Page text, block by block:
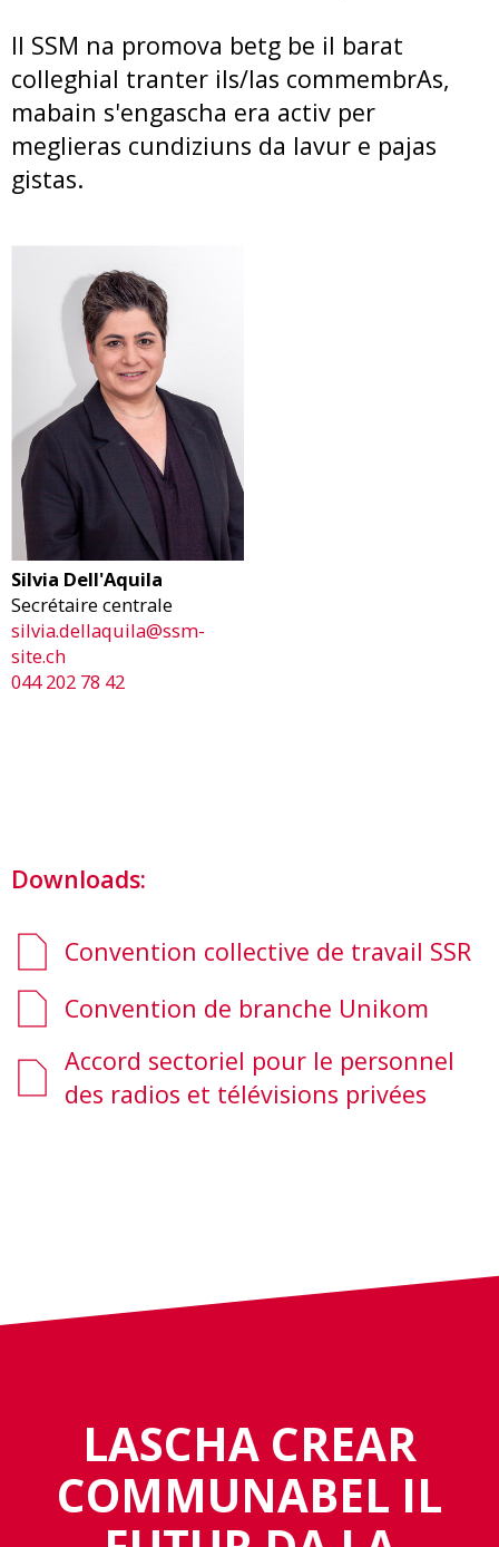
Il SSM na promova betg be il barat
colleghial tranter ils/las commembrAs,
mabain s'engascha era activ per
meglieras cundiziuns da lavur e pajas
gistas.
Silvia Dell'Aquila
Secrétaire centrale
silvia.dellaquila@ssm-
site.ch
044 202 78 42
Downloads:
Convention collective de travail SSR
Convention de branche Unikom
Accord sectoriel pour le personnel
des radios et télévisions privées
LASCHA CREAR
COMMUNABEL IL